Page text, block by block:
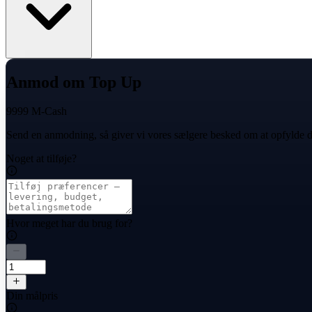
Anmod om Top Up
9999 M-Cash
Send en anmodning, så giver vi vores sælgere besked om at opfylde
Noget at tilføje?
Hvor meget har du brug for?
Din målpris